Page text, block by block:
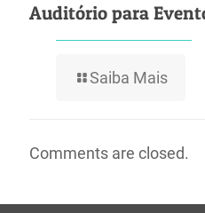
Auditório para
Saiba Mais
Comments are closed.